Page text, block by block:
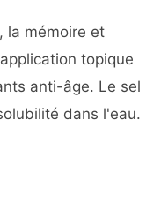
la mémoire et
topique
anti-âge. Le sel
dans l'eau.